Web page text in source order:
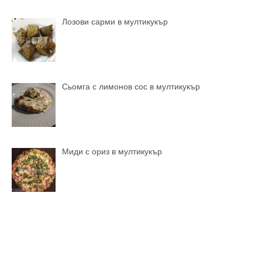
Лозови сарми в мултикукър
Сьомга с лимонов сос в мултикукър
Миди с ориз в мултикукър